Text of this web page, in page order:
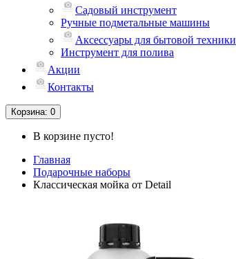
Садовый инструмент
Ручные подметальные машины
Аксессуары для бытовой техники
Инструмент для полива
Акции
Контакты
Корзина: 0
В корзине пусто!
Главная
Подарочные наборы
Классическая мойка от Detail